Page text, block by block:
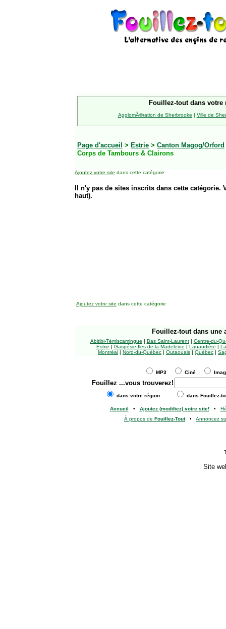
Fouillez-tout dans votre
AgglomÃ©ration de Sherbrooke | Ville de
Page d'accueil > Estrie > Canton Magog/Orford
Corps de Tambours & Clairons
Ajoutez votre site dans cette catégorie
Il n'y pas de sites inscrits dans cette
haut).
Ajoutez votre site dans cette catégorie
Fouillez-tout dans une
Abitibi-Témiscamingue | Bas Saint-Laurent| Centre-du-
Estrie | Gaspésie-Îles-de-la-Madeleine | Lanaudière |
Montréal | Nord-du-Québec | Outaouais | Québec |
MP3 Ciné
Fouillez ...vous trouverez!
dans votre région dans Fouillez-
Accueil • Ajoutez (modifiez) votre site!•
À propos de Fouillez-Tout• Annoncez
Site